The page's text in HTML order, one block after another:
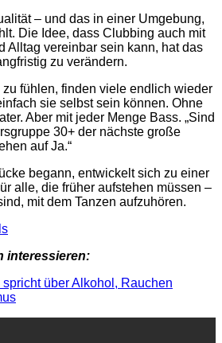
– und das in einer Umgebung,
Die Idee, dass Clubbing auch mit
Alltag vereinbar sein kann, hat das
zu verändern.
fühlen, finden viele endlich wieder
sie selbst sein können. Ohne
Aber mit jeder Menge Bass. „Sind
30+ der nächste große
auf Ja.“
begann, entwickelt sich zu einer
alle, die früher aufstehen müssen –
mit dem Tanzen aufzuhören.
interessieren:
spricht über Alkohol, Rauchen